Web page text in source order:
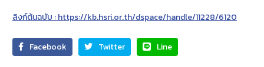
ลิงก์ต้นฉบับ : https://kb.hsri.or.th/dspace/handle/11228/6120
Facebook Twitter Line